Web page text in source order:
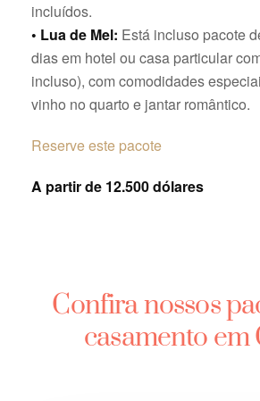
incluídos.
• Lua de Mel: Está incluso pacote
dias em hotel ou casa particular
incluso), com comodidades
vinho no quarto e jantar romântico.
Reserve este pacote
A partir de 12.500 dólares
Confira nossos
casamento em